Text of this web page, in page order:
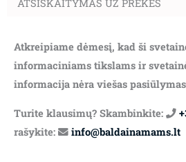
ATSISKAITYMAS UŽ PREKES
Atkreipiame dėmesį, kad ši
informaciniams tikslams ir
informacija nėra viešas
Turite klausimų? Skambinkite:
rašykite:
info@baldainamams.lt